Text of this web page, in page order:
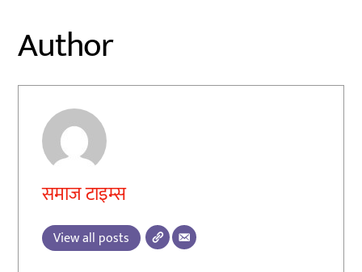
Author
समाज टाइम्स
View all posts